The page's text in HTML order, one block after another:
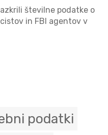
številne podatke o
in FBI agentov v
podatki